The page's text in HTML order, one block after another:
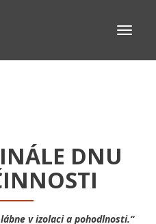
DNU
v izolaci a pohodlnosti.“